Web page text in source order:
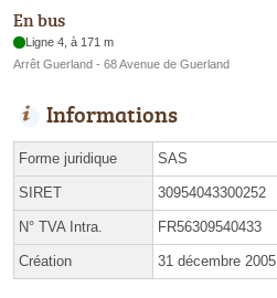
En bus
Ligne 4, à 171 m
Arrêt Guerland - 68 Avenue de Guerland
Informations
Forme juridique SAS
SIRET 30954043300252
N° TVA Intra. FR56309540433
Création 31 décembre 2005